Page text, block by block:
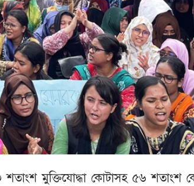
শতাংশ মুক্তিযোদ্ধা কোটাসহ ৫৬ শতাংশ